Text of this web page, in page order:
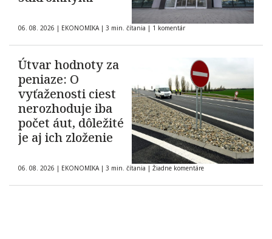
06. 08. 2026 | EKONOMIKA | 3 min. čítania | 1 komentár
Útvar hodnoty za
peniaze: O
vyťaženosti ciest
nerozhoduje iba
počet áut, dôležité
je aj ich zloženie
06. 08. 2026 | EKONOMIKA | 3 min. čítania | Žiadne komentáre